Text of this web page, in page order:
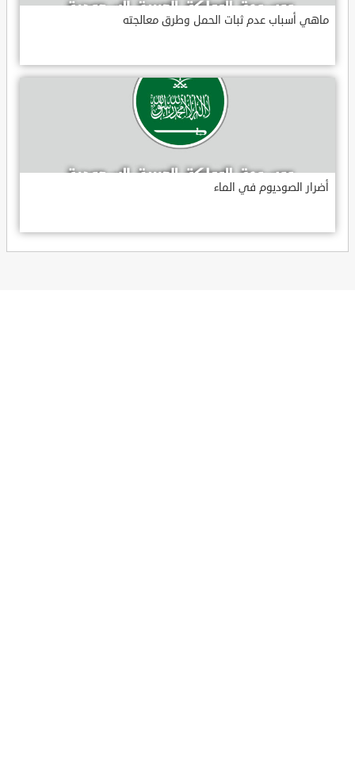
ماهي أسباب عدم ثبات الحمل وطرق معالجته
أضرار الصوديوم في الماء